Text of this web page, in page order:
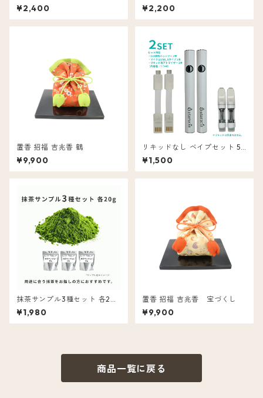
¥2,400 ¥2,200
置香 招福 吉兆香 鶴
¥9,900
リキッドなし ベイプセット 51
0規格バッテリー マイクロUSB
リキッド用アトマイザー 0.5m
l用
¥1,500
抹茶サンプル3種セット 各20
g
¥1,980
置香 招福 吉兆香 宝づくし
¥9,900
商品一覧に戻る